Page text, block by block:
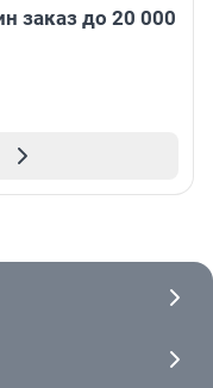
заказ до 20 000